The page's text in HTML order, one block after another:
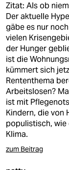
Zitat: Als ob
Der aktuelle
gäbe es nur
vielen
der Hunger
ist die
kümmert sich
Rententhema
Arbeitslosen?
ist mit
Kindern, die von
populistisch, wie
Klima.
zum Beitrag